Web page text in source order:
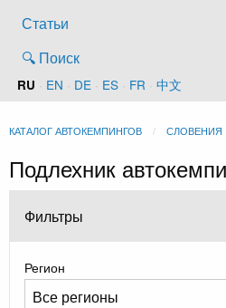
Статьи
🔍 Поиск
RU · EN · DE · ES · FR · 中文
КАТАЛОГ АВТОКЕМПИНГОВ СЛОВЕНИЯ
Подлехник
Фильтры
Регион